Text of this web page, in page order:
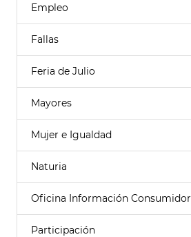
Empleo
Fallas
Feria de Julio
Mayores
Mujer e Igualdad
Naturia
Oficina Información Consumidor
Participación